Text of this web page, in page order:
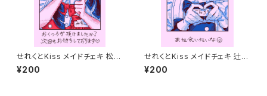
せれくとKiss メイドチェキ 松平
三千子
¥200
せれくとKiss メイドチェキ 辻琥
太郎
¥200